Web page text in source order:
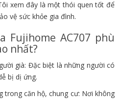
xem đây là một thói quen tốt để
vệ sức khỏe gia đình.
Fujihome AC707 phù
nhất?
già: Đặc biệt là những người có
bị dị ứng.
trong căn hộ, chung cư: Nơi không